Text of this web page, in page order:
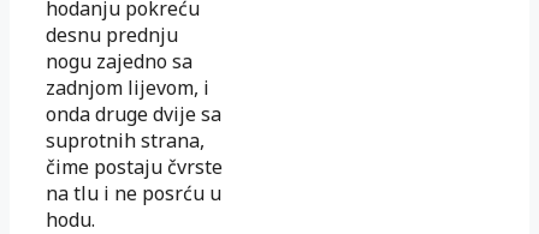
hodanju pokreću
desnu prednju
nogu zajedno sa
zadnjom lijevom, i
onda druge dvije sa
suprotnih strana,
čime postaju čvrste
na tlu i ne posrću u
hodu.